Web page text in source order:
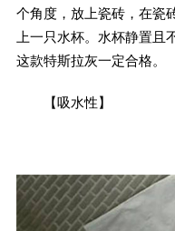
个角度，放上瓷砖，在瓷
上一只水杯。水杯静置且
这款特斯拉灰一定合格。
【吸水性】